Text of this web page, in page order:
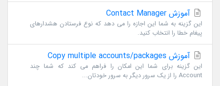
آموزش Contact Manager
این گزینه به شما این اجازه را می دهد که نوع فرستادن هشدارهای
پیغام خطا را انتخاب کنید.
آموزش Copy multiple accounts/packages
این گزینه برای شما این امکان را فراهم می کند که شما چند
Account را از یک سرور دیگر به سرور خودتان...